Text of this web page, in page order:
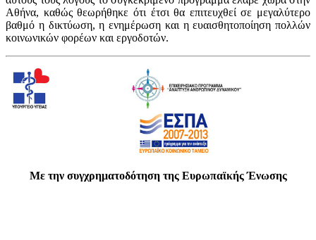
Αθήνα, καθώς θεωρήθηκε ότι έτσι θα επιτευχθεί σε μεγαλύτερο
βαθμό η δικτύωση, η ενημέρωση και η ευαισθητοποίηση πολλών
κοινωνικών φορέων και εργοδοτών.
Με την συγχρηματοδότηση της Ευρωπαϊκής Ένωσης